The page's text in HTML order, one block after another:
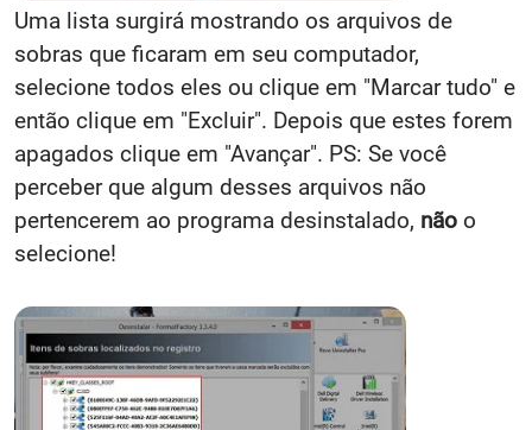
Uma lista surgirá mostrando os arquivos de
sobras que ficaram em seu computador,
selecione todos eles ou clique em "Marcar tudo" e
então clique em "Excluir". Depois que estes forem
apagados clique em "Avançar". PS: Se você
perceber que algum desses arquivos não
pertencerem ao programa desinstalado, não o
selecione!